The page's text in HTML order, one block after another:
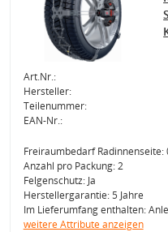
Art.Nr.:
Hersteller:
Teilenummer:
EAN-Nr.:
Freiraumbedarf Radinnenseite:
Anzahl pro Packung: 2
Felgenschutz: Ja
Herstellergarantie: 5 Jahre
Im Lieferumfang enthalten:
weitere Attribute anzeigen